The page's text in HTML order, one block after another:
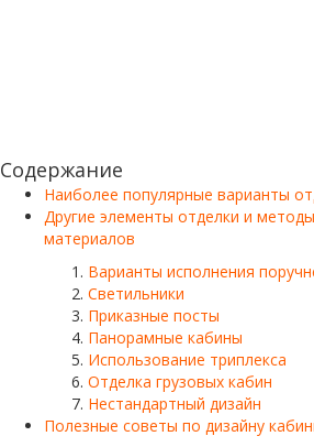
Содержание
Наиболее популярные варианты
Другие элементы отделки и
материалов
Варианты исполнения
Светильники
Приказные посты
Панорамные кабины
Использование триплекса
Отделка грузовых кабин
Нестандартный дизайн
Полезные советы по дизайну